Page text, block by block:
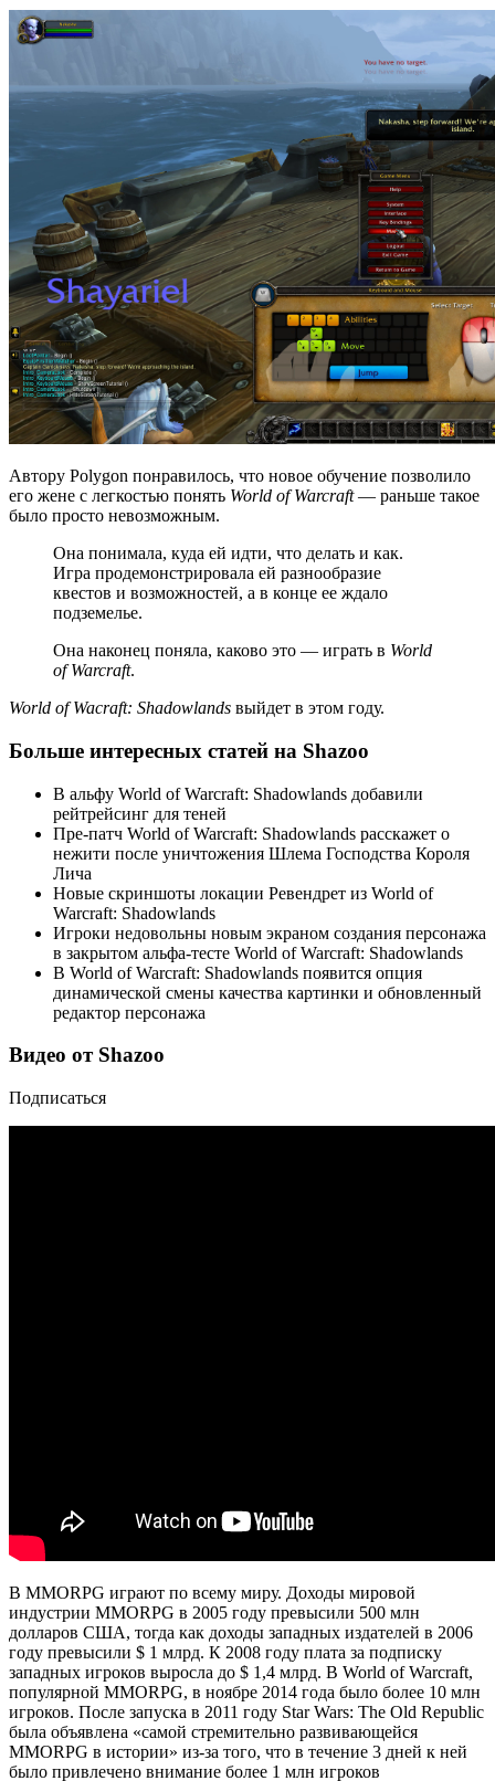
Автору Polygon понравилось, что новое обучение позволило
его жене с легкостью понять World of Warcraft— раньше такое
было просто невозможным.
Она понимала, куда ей идти, что делать и как.
Игра продемонстрировала ей разнообразие
квестов и возможностей, а в конце ее ждало
подземелье.
Она наконец поняла, каково это — играть в World
of Warcraft.
World of Wacraft: Shadowlands выйдет в этом году.
Больше интересных статей на Shazoo
В альфу World of Warcraft: Shadowlands добавили
рейтрейсинг для теней
Пре-патч World of Warcraft: Shadowlands расскажет о
нежити после уничтожения Шлема Господства Короля
Лича
Новые скриншоты локации Ревендрет из World of
Warcraft: Shadowlands
Игроки недовольны новым экраном создания персонажа
в закрытом альфа-тесте World of Warcraft: Shadowlands
В World of Warcraft: Shadowlands появится опция
динамической смены качества картинки и обновленный
редактор персонажа
Видео от Shazoo
Подписаться
В MMORPG играют по всему миру. Доходы мировой
индустрии MMORPG в 2005 году превысили 500 млн
долларов США, тогда как доходы западных издателей в 2006
году превысили $ 1 млрд. К 2008 году плата за подписку
западных игроков выросла до $ 1,4 млрд. В World of Warcraft,
популярной MMORPG, в ноябре 2014 года было более 10 млн
игроков. После запуска в 2011 году Star Wars: The Old Republic
была объявлена «самой стремительно развивающейся
MMORPG в истории» из-за того, что в течение 3 дней к ней
было привлечено внимание более 1 млн игроков